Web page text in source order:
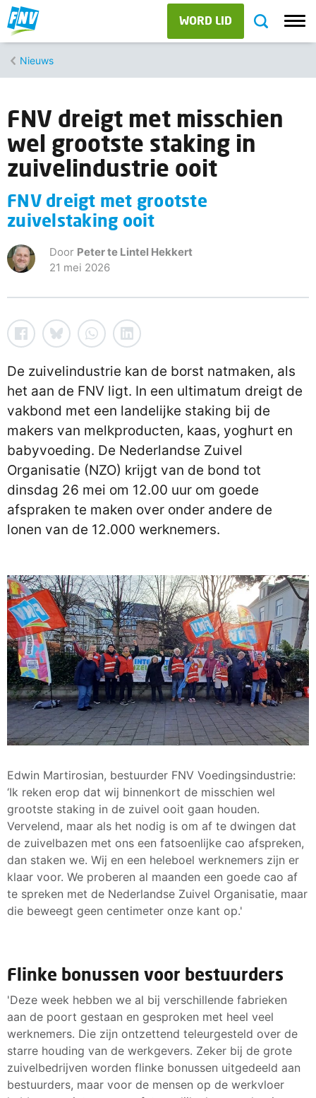
WORD LID
Nieuws
FNV dreigt met misschien
wel grootste staking in
zuivelindustrie ooit
FNV dreigt met grootste
zuivelstaking ooit
Door Peter te Lintel Hekkert
21 mei 2026
De zuivelindustrie kan de borst natmaken, als
het aan de FNV ligt. In een ultimatum dreigt de
vakbond met een landelijke staking bij de
makers van melkproducten, kaas, yoghurt en
babyvoeding. De Nederlandse Zuivel
Organisatie (NZO) krijgt van de bond tot
dinsdag 26 mei om 12.00 uur om goede
afspraken te maken over onder andere de
lonen van de 12.000 werknemers.
Edwin Martirosian, bestuurder FNV Voedingsindustrie:
‘Ik reken erop dat wij binnenkort de misschien wel
grootste staking in de zuivel ooit gaan houden.
Vervelend, maar als het nodig is om af te dwingen dat
de zuivelbazen met ons een fatsoenlijke cao afspreken,
dan staken we. Wij en een heleboel werknemers zijn er
klaar voor. We proberen al maanden een goede cao af
te spreken met de Nederlandse Zuivel Organisatie, maar
die beweegt geen centimeter onze kant op.'
Flinke bonussen voor bestuurders
'Deze week hebben we al bij verschillende fabrieken
aan de poort gestaan en gesproken met heel veel
werknemers. Die zijn ontzettend teleurgesteld over de
starre houding van de werkgevers. Zeker bij de grote
zuivelbedrijven worden flinke bonussen uitgedeeld aan
bestuurders, maar voor de mensen op de werkvloer